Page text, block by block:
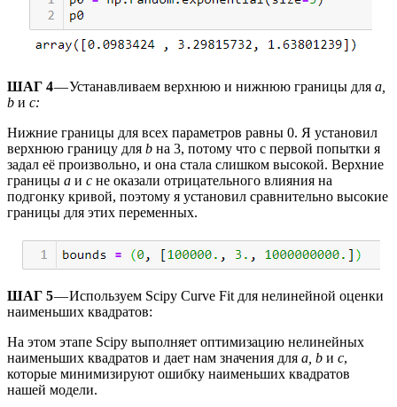
ШАГ 4— Устанавливаем верхнюю и нижнюю границы для a,
b и c:
Нижние границы для всех параметров равны 0. Я установил
верхнюю границу для b на 3, потому что с первой попытки я
задал её произвольно, и она стала слишком высокой. Верхние
границы a и c не оказали отрицательного влияния на
подгонку кривой, поэтому я установил сравнительно высокие
границы для этих переменных.
ШАГ 5— Используем Scipy Curve Fit для нелинейной оценки
наименьших квадратов:
На этом этапе Scipy выполняет оптимизацию нелинейных
наименьших квадратов и дает нам значения для a, b и c,
которые минимизируют ошибку наименьших квадратов
нашей модели.